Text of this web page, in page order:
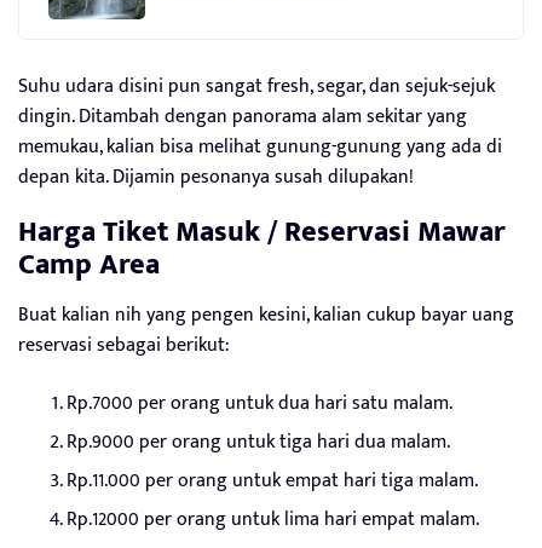
Suhu udara disini pun sangat fresh, segar, dan sejuk-sejuk
dingin. Ditambah dengan panorama alam sekitar yang
memukau, kalian bisa melihat gunung-gunung yang ada di
depan kita. Dijamin pesonanya susah dilupakan!
Harga Tiket Masuk / Reservasi Mawar
Camp Area
Buat kalian nih yang pengen kesini, kalian cukup bayar uang
reservasi sebagai berikut:
Rp.7000 per orang untuk dua hari satu malam.
Rp.9000 per orang untuk tiga hari dua malam.
Rp.11.000 per orang untuk empat hari tiga malam.
Rp.12000 per orang untuk lima hari empat malam.